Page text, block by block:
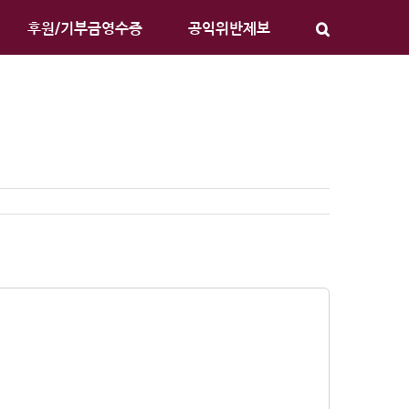
후원/기부금영수증 공익위반제보